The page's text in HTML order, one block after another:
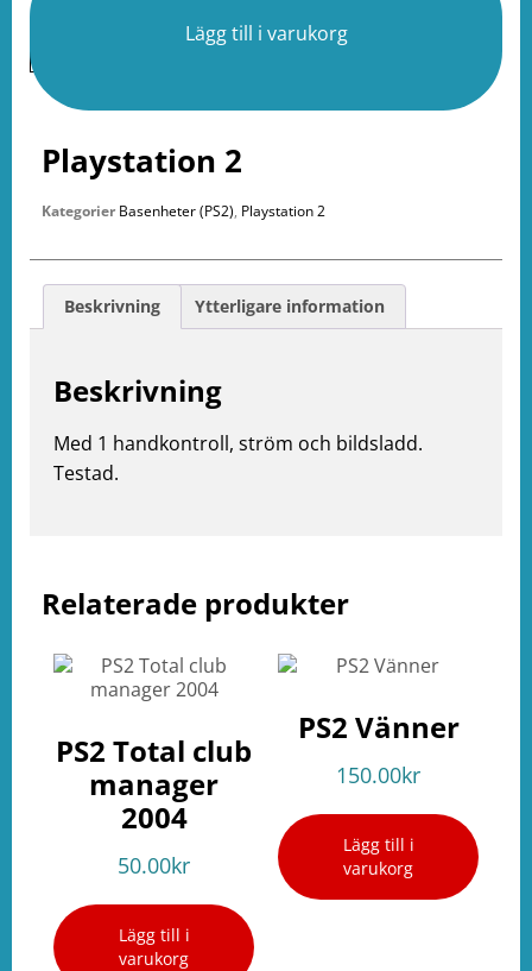
Lägg till i varukorg
Relaterade produkter
PS2 Total club
manager
2004
50.00kr
Lägg till i
varukorg
PS2 Vänner
150.00kr
Lägg till i
varukorg
Playstation 2
Kategorier Basenheter (PS2), Playstation 2
Beskrivning Ytterligare information
Beskrivning
Med 1 handkontroll, ström och bildsladd.
Testad.